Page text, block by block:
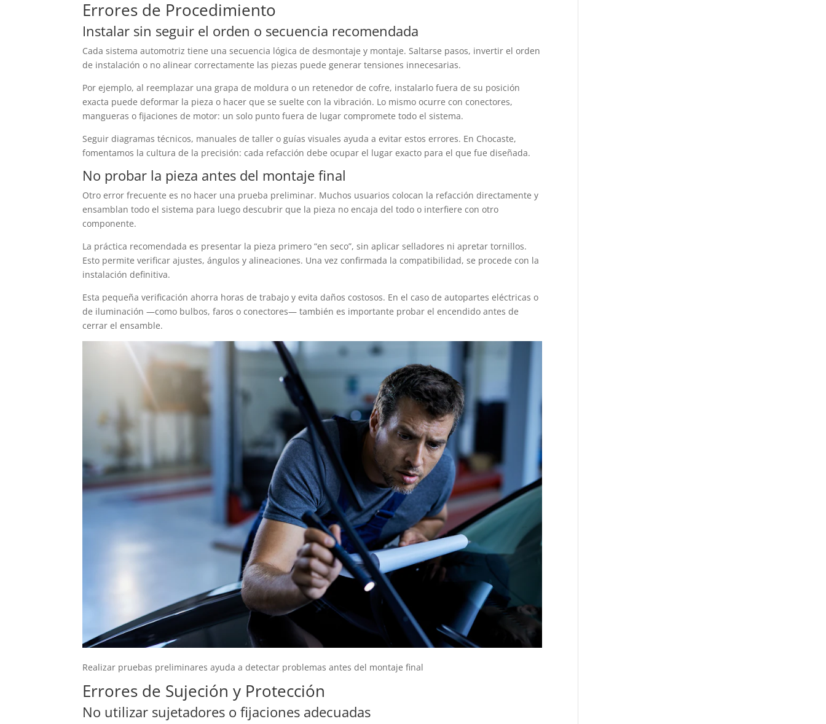
Errores de Procedimiento
Instalar sin seguir el orden o secuencia recomendada
Cada sistema automotriz tiene una secuencia lógica de desmontaje y montaje. Saltarse pasos, invertir el orden
de instalación o no alinear correctamente las piezas puede generar tensiones innecesarias.
Por ejemplo, al reemplazar una grapa de moldura o un retenedor de cofre, instalarlo fuera de su posición
exacta puede deformar la pieza o hacer que se suelte con la vibración. Lo mismo ocurre con conectores,
mangueras o fijaciones de motor: un solo punto fuera de lugar compromete todo el sistema.
Seguir diagramas técnicos, manuales de taller o guías visuales ayuda a evitar estos errores. En Chocaste,
fomentamos la cultura de la precisión: cada refacción debe ocupar el lugar exacto para el que fue diseñada.
No probar la pieza antes del montaje final
Otro error frecuente es no hacer una prueba preliminar. Muchos usuarios colocan la refacción directamente y
ensamblan todo el sistema para luego descubrir que la pieza no encaja del todo o interfiere con otro
componente.
La práctica recomendada es presentar la pieza primero “en seco”, sin aplicar selladores ni apretar tornillos.
Esto permite verificar ajustes, ángulos y alineaciones. Una vez confirmada la compatibilidad, se procede con la
instalación definitiva.
Esta pequeña verificación ahorra horas de trabajo y evita daños costosos. En el caso de autopartes eléctricas o
de iluminación —como bulbos, faros o conectores— también es importante probar el encendido antes de
cerrar el ensamble.
Realizar pruebas preliminares ayuda a detectar problemas antes del montaje final
Errores de Sujeción y Protección
No utilizar sujetadores o fijaciones adecuadas